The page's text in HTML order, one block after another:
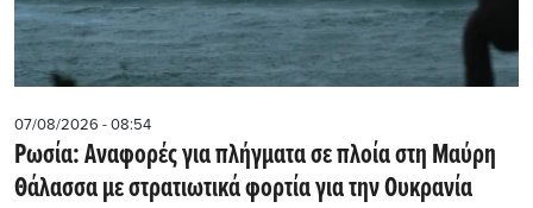
07/08/2026 - 08:54
Ρωσία: Αναφορές για πλήγματα σε πλοία στη Μαύρη
Θάλασσα με στρατιωτικά φορτία για την Ουκρανία